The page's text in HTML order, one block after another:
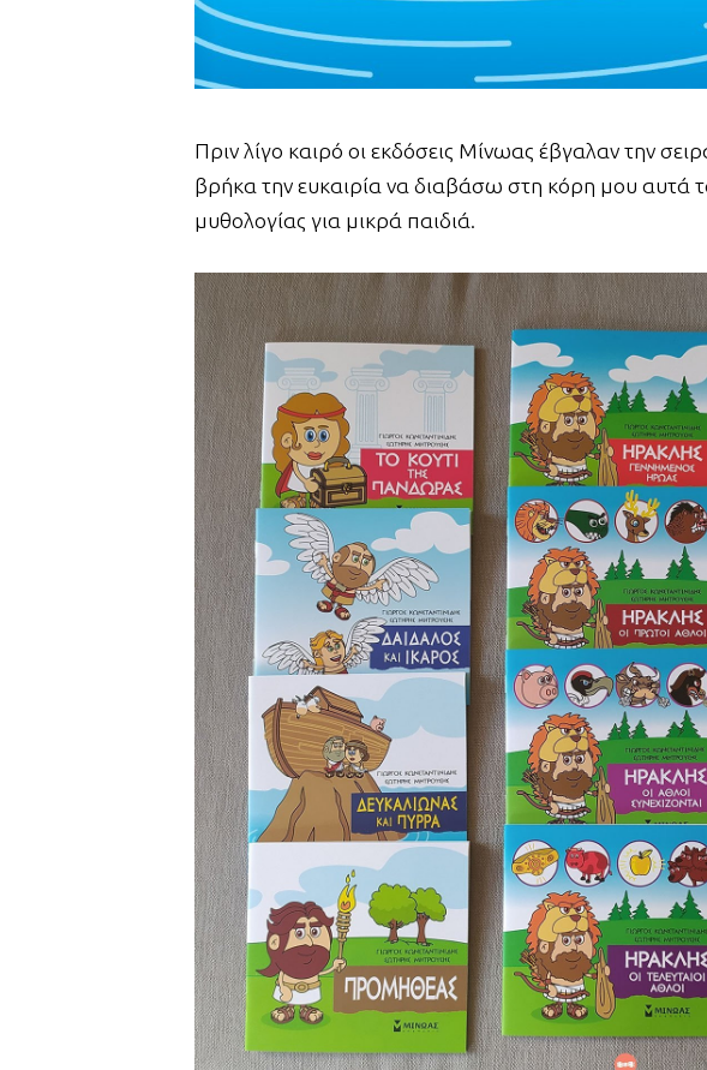
Πριν λίγο καιρό οι εκδόσεις Μίνωας έβγαλαν την
βρήκα την ευκαιρία να διαβάσω στη κόρη μου αυτά
μυθολογίας για μικρά παιδιά.